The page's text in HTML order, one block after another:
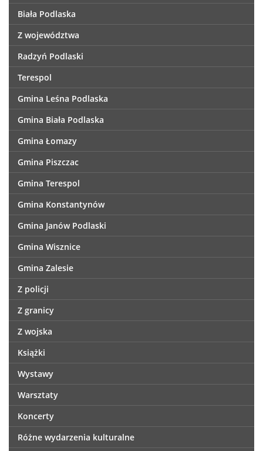
Biała Podlaska
Z województwa
Radzyń Podlaski
Terespol
Gmina Leśna Podlaska
Gmina Biała Podlaska
Gmina Łomazy
Gmina Piszczac
Gmina Terespol
Gmina Konstantynów
Gmina Janów Podlaski
Gmina Wisznice
Gmina Zalesie
Z policji
Z granicy
Z wojska
Książki
Wystawy
Warsztaty
Koncerty
Różne wydarzenia kulturalne